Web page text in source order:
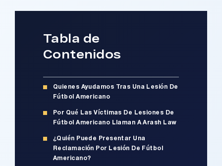
Tabla de
Contenidos
Quienes Ayudamos Tras Una Lesión De
Fútbol Americano
Por Qué Las Víctimas De Lesiones De
Fútbol Americano Llaman A Arash Law
¿Quién Puede Presentar Una
Reclamación Por Lesión De Fútbol
Americano?